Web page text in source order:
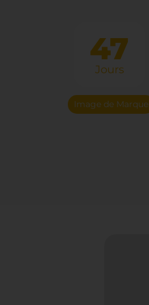
47
Jours
Image de Marque